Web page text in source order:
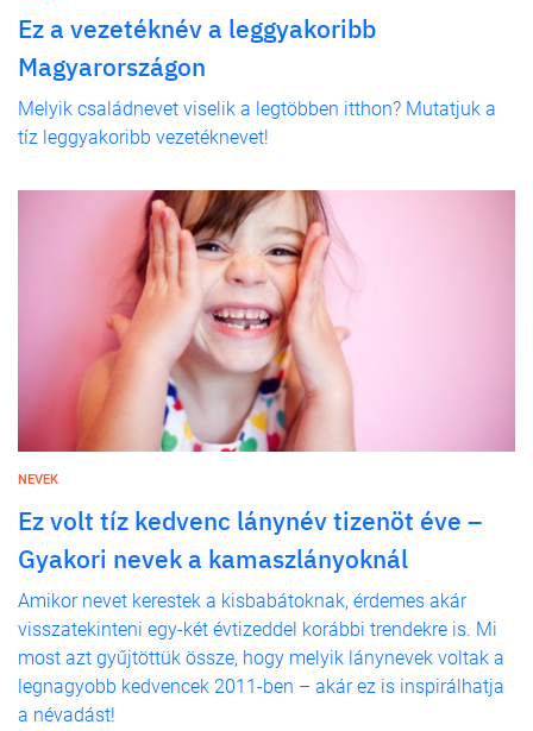
Ez a vezetéknév a leggyakoribb
Magyarországon
Melyik családnevet viselik a legtöbben itthon? Mutatjuk a
tíz leggyakoribb vezetéknevet!
NEVEK
Ez volt tíz kedvenc lánynév tizenöt éve –
Gyakori nevek a kamaszlányoknál
Amikor nevet kerestek a kisbabátoknak, érdemes akár
visszatekinteni egy-két évtizeddel korábbi trendekre is. Mi
most azt gyűjtöttük össze, hogy melyik lánynevek voltak a
legnagyobb kedvencek 2011-ben – akár ez is inspirálhatja
a névadást!